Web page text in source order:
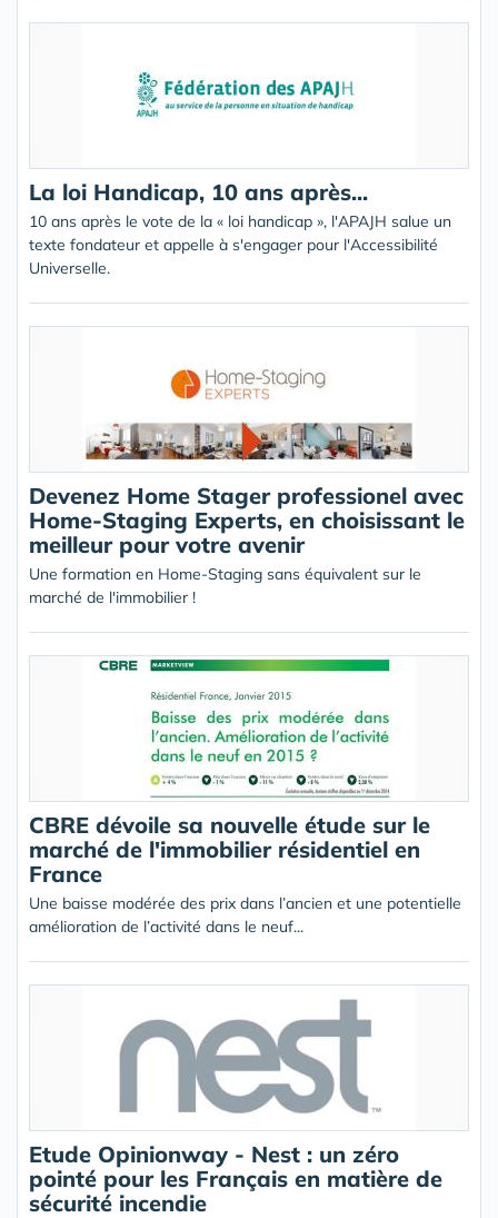
La loi Handicap, 10 ans après...
10 ans après le vote de la « loi handicap », l'APAJH salue un
texte fondateur et appelle à s'engager pour l'Accessibilité
Universelle.
Devenez Home Stager professionel avec
Home-Staging Experts, en choisissant le
meilleur pour votre avenir
Une formation en Home-Staging sans équivalent sur le
marché de l'immobilier !
CBRE dévoile sa nouvelle étude sur le
marché de l'immobilier résidentiel en
France
Une baisse modérée des prix dans l’ancien et une potentielle
amélioration de l’activité dans le neuf...
Etude Opinionway - Nest : un zéro
pointé pour les Français en matière de
sécurité incendie